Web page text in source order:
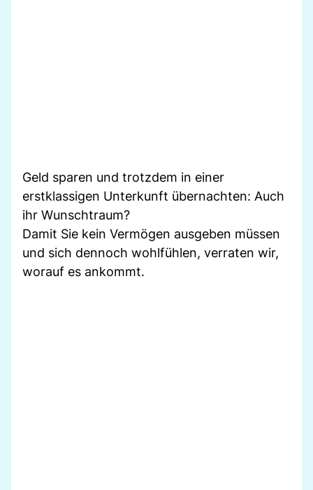
Geld sparen und trotzdem in einer
erstklassigen Unterkunft übernachten: Auch
ihr Wunschtraum?
Damit Sie kein Vermögen ausgeben müssen
und sich dennoch wohlfühlen, verraten wir,
worauf es ankommt.